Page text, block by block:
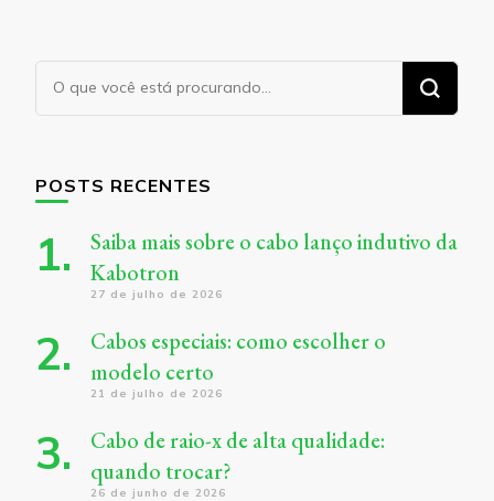
Procurando
algo?
POSTS RECENTES
Saiba mais sobre o cabo lanço indutivo da
Kabotron
27 de julho de 2026
Cabos especiais: como escolher o
modelo certo
21 de julho de 2026
Cabo de raio-x de alta qualidade:
quando trocar?
26 de junho de 2026